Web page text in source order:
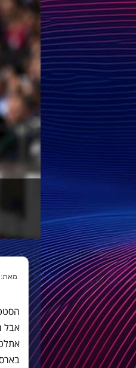
מאת:
אבל